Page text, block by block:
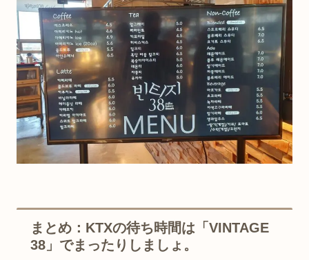
まとめ：KTXの待ち時間は「VINTAGE
38」でまったりしましょ。